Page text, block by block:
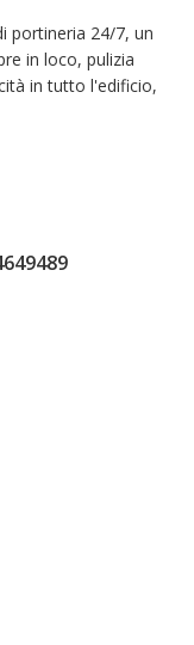
portineria 24/7, un
in loco, pulizia
in tutto l'edificio,
marmo per ogni
24/7
informazioni non